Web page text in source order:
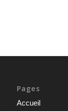
Pages
Accueil